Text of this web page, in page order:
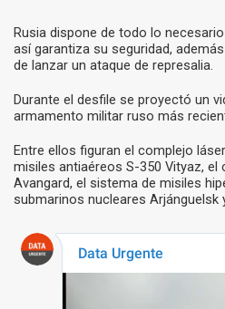
Rusia dispone de todo lo
así garantiza su seguridad,
de lanzar un ataque de represalia.
Durante el desfile se proyectó un
armamento militar ruso más
Entre ellos figuran el complejo
misiles antiaéreos S-350 Vityaz, el
Avangard, el sistema de misiles
submarinos nucleares Arjánguelsk